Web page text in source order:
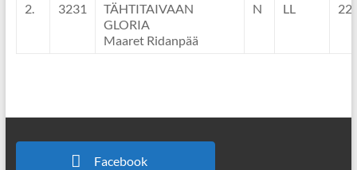
2. 3231
TÄHTITAIVAAN
GLORIA
Maaret Ridanpää
N LL
Facebook